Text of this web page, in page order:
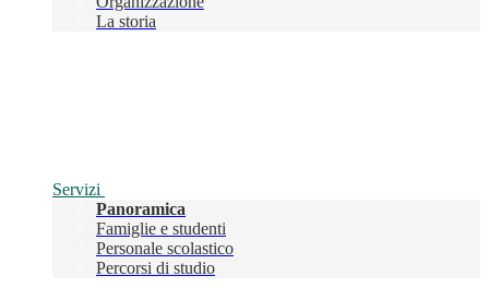
La storia
Servizi
Panoramica
Famiglie e studenti
Personale scolastico
Percorsi di studio